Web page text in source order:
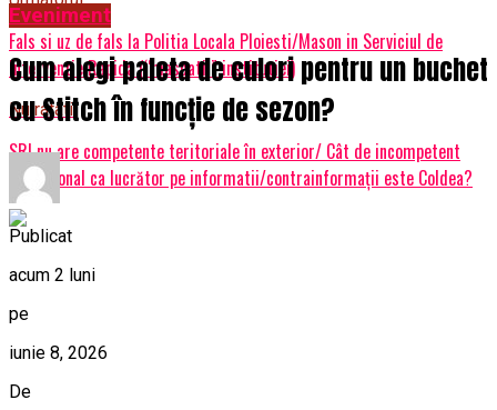
Fals si uz de fals la Politia Locala Ploiesti/Mason in Serviciul de
Interventie Rapida (“mascatii” institutiei)
Nu ratati
SRI nu are competente teritoriale în exterior/ Cât de incompetent
profesional ca lucrător pe informatii/contrainformații este Coldea?
Eveniment
Cum alegi paleta de culori pentru un buchet
cu Stitch în funcție de sezon?
Publicat
acum 2 luni
pe
iunie 8, 2026
De